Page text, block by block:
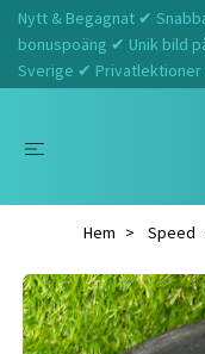
Nytt & Begagnat ✔
bonuspoäng ✔ Unik bild
Sverige ✔
Hem Speed